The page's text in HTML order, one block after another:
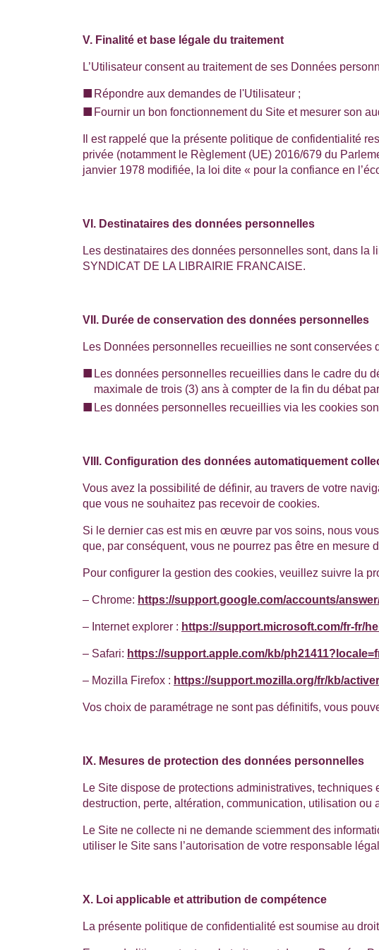
V. Finalité et base légale du traitement
L’Utilisateur consent au traitement de ses Données
Répondre aux demandes de l'Utilisateur ;
Fournir un bon fonctionnement du Site et mesurer son
Il est rappelé que la présente politique de confidentialité
privée (notamment le Règlement (UE) 2016/679 du
janvier 1978 modifiée, la loi dite « pour la confiance en
VI. Destinataires des données personnelles
Les destinataires des données personnelles sont, dans
SYNDICAT DE LA LIBRAIRIE FRANCAISE.
VII. Durée de conservation des données personnelles
Les Données personnelles recueillies ne sont conservées
Les données personnelles recueillies dans le cadre du
maximale de trois (3) ans à compter de la fin du débat
Les données personnelles recueillies via les cookies
VIII. Configuration des données automatiquement
Vous avez la possibilité de définir, au travers de votre
que vous ne souhaitez pas recevoir de cookies.
Si le dernier cas est mis en œuvre par vos soins, nous
que, par conséquent, vous ne pourrez pas être en mesure
Pour configurer la gestion des cookies, veuillez suivre la
– Chrome: https://support.google.com/accounts/
– Internet explorer : https://support.microsoft.com/fr-fr/
– Safari: https://support.apple.com/kb/
– Mozilla Firefox : https://support.mozilla.org/fr/kb/
Vos choix de paramétrage ne sont pas définitifs, vous
IX. Mesures de protection des données personnelles
Le Site dispose de protections administratives,
destruction, perte, altération, communication, utilisation
Le Site ne collecte ni ne demande sciemment des
utiliser le Site sans l’autorisation de votre responsable
X. Loi applicable et attribution de compétence
La présente politique de confidentialité est soumise au